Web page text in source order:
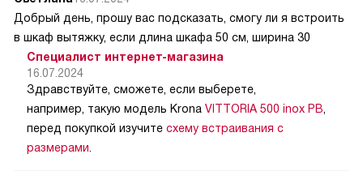
Добрый день, прошу вас подсказать, смогу ли я встроить
в шкаф вытяжку, если длина шкафа 50 см, ширина 30
Специалист интернет-магазина
16.07.2024
Здравствуйте, сможете, если выберете,
например, такую модель Krona VITTORIA 500 inox PB
перед покупкой изучите схему встраивания с
размерами